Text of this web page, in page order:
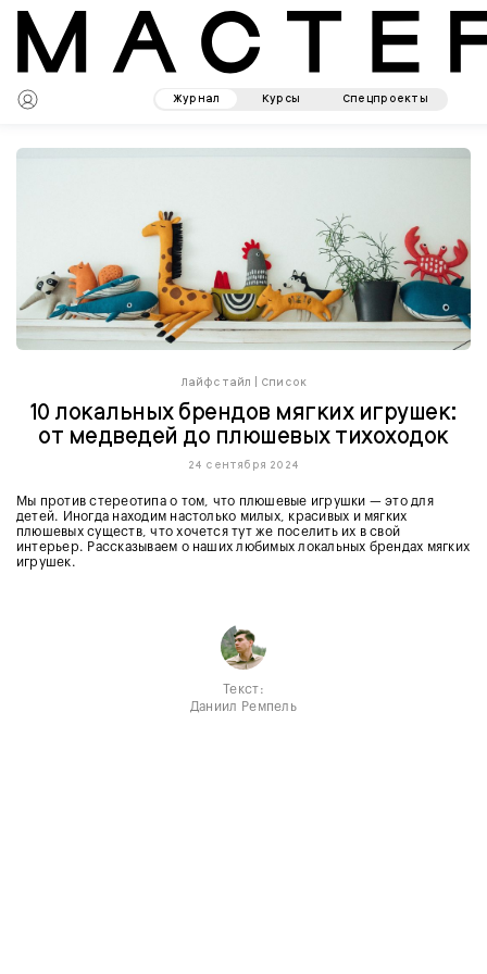
Журнал Курсы Спецпроекты
Лайфстайл Список
10 локальных брендов мягких игрушек:
от медведей до плюшевых тихоходок
24 сентября 2024
Мы против стереотипа о том, что плюшевые игрушки — это для
детей. Иногда находим настолько милых, красивых и мягких
плюшевых существ, что хочется тут же поселить их в свой
интерьер. Рассказываем о наших любимых локальных брендах мягких
игрушек.
Текст:
Даниил Ремпель